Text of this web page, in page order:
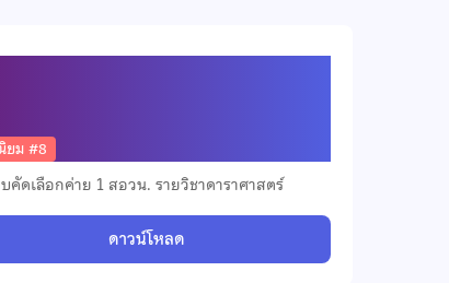
ยม #8
คัดเลือกค่าย 1 สอวน. รายวิชาดาราศาสตร์
ดาวน์โหลด